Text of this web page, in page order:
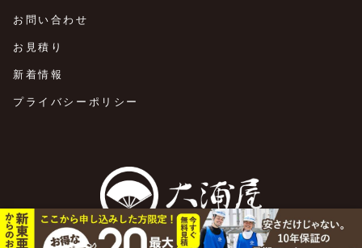
お問い合わせ
お見積り
新着情報
プライバシーポリシー